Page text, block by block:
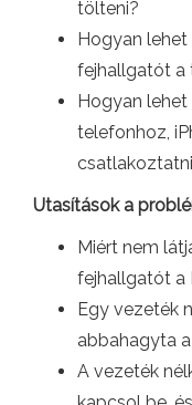
tölteni?
Hogyan
fejhallgatót a
Hogyan
telefonhoz,
Utasítások a
Miért nem
fejhallgatót a
Egy vezeték
abbahagyta
A vezeték